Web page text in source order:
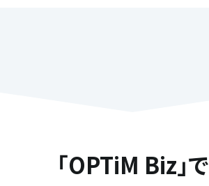
「OPTiM Biz」で